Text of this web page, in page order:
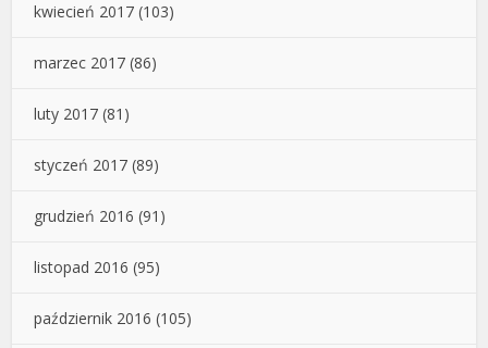
kwiecień 2017 (103)
marzec 2017 (86)
luty 2017 (81)
styczeń 2017 (89)
grudzień 2016 (91)
listopad 2016 (95)
październik 2016 (105)